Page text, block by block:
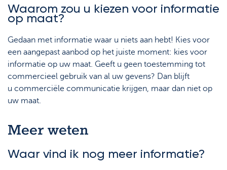
Waarom zou u kiezen voor informatie
op maat?
Gedaan met informatie waar u niets aan hebt! Kies voor
een aangepast aanbod op het juiste moment: kies voor
informatie op uw maat. Geeft u geen toestemming tot
commercieel gebruik van al uw gevens? Dan blijft
u commerciële communicatie krijgen, maar dan niet op
uw maat.
Meer weten
Waar vind ik nog meer informatie?